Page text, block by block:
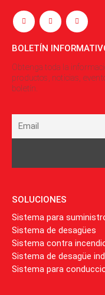
BOLETÍN
Obtenga toda la
productos, noticias,
boletín.
SOLUCIONES
Sistema para
Sistema de desagües
Sistema contra
Sistema de desagüe
Sistema para